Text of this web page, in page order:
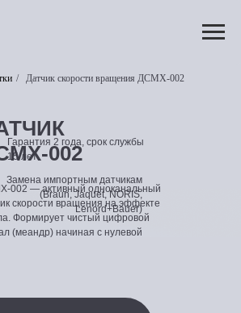
/ Датчик скорости вращения ДСМХ-002
002
002 — активный одноканальный
скорости вращения на эффекте
Формирует чистый цифровой
(меандр) начиная с нулевой
и промышленных
Гарантия 2 года, срок службы
15 лет
Замена импортным датчикам
(Braun, Jaquet, NORIS,
Lenord+Bauer)